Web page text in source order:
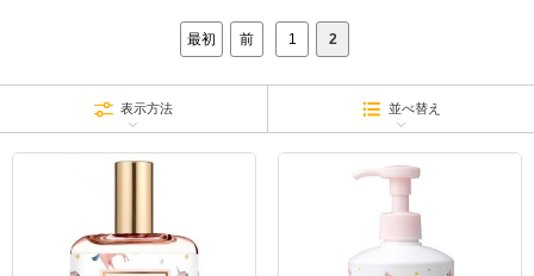
最初 前 1 2
表示方法 並べ替え